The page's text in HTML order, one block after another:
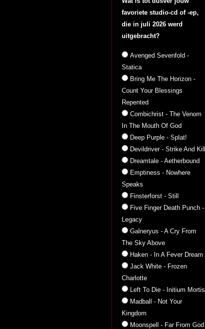
favoriete studio-cd of -ep,
die in juli 2026 werd
uitgebracht?
Avenged Sevenfold -
Statica
Bring Me The Horizon -
Count Your Blessings
Repented
Combichrist - The Venom
In The Mouth Of God
Deep Purple - Splat!
Devildriver - Strike And Kill
Dreamtale - Aetherbound
Emptiness - Nowhere
Speaks
Finsterforst - Still
Five Finger Death Punch -
Legacy
Galneryus - A Cry From
The Sky Above
Haken - In A Fever Dream
Jack White - Frozen
Charlotte
Left To Die - Initium Mortis
Madball - Not Your
Kingdom
Moonspell - Far From God